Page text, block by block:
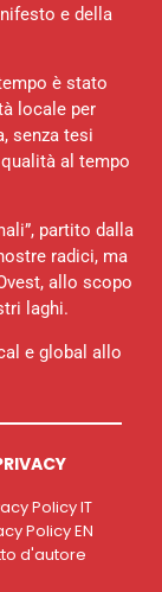
e della
è stato
locale per
senza tesi
al tempo
partito dalla
radici, ma
allo scopo
laghi.
e global allo
Policy IT
Policy EN
d'autore